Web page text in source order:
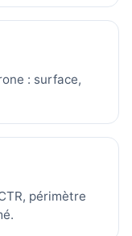
: surface,
périmètre